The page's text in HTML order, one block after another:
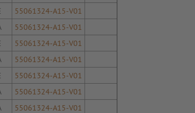
55061324-A15-V01
55061324-A15-V01
55061324-A15-V01
55061324-A15-V01
55061324-A15-V01
55061324-A15-V01
55061324-A15-V01